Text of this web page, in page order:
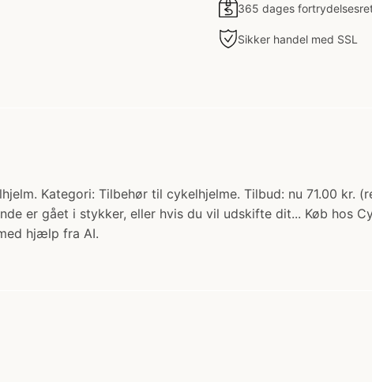
365 dages
Sikker handel med SSL
Kategori: Tilbehør til cykelhjelme. Tilbud: nu 71.00 kr.
er gået i stykker, eller hvis du vil udskifte dit... Køb hos
hjælp fra AI.